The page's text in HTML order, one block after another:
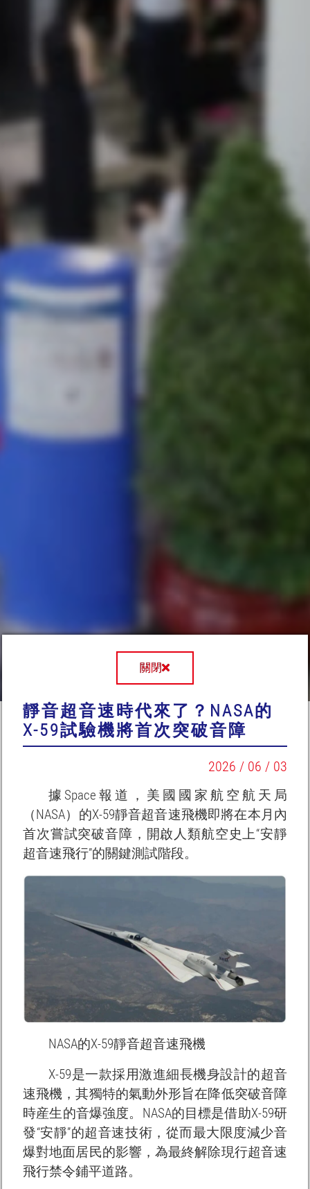
關閉
靜音超音速時代來了？NASA的
X-59試驗機將首次突破音障
2026 / 06 / 03
據Space報道，美國國家航空航天局
（NASA）的X-59靜音超音速飛機即將在本月內
首次嘗試突破音障，開啟人類航空史上“安靜
超音速飛行”的關鍵測試階段。
NASA的X-59靜音超音速飛機
X-59是一款採用激進細長機身設計的超音
速飛機，其獨特的氣動外形旨在降低突破音障
時産生的音爆強度。NASA的目標是借助X-59研
發“安靜”的超音速技術，從而最大限度減少音
爆對地面居民的影響，為最終解除現行超音速
飛行禁令鋪平道路。